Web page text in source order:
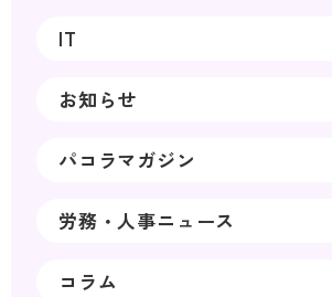
IT
お知らせ
パコラマガジン
労務・人事ニュース
コラム